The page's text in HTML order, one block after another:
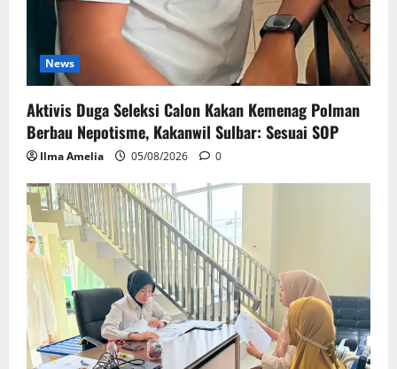
News
Aktivis Duga Seleksi Calon Kakan Kemenag Polman
Berbau Nepotisme, Kakanwil Sulbar: Sesuai SOP
Ilma Amelia 05/08/2026 0